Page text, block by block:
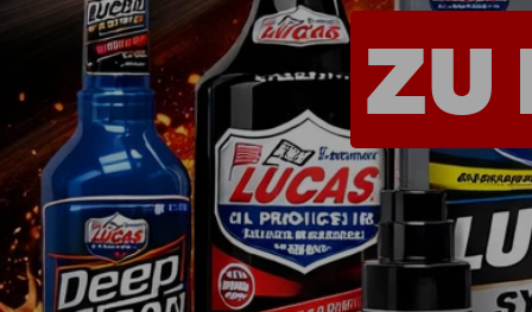
Shop - Quickies